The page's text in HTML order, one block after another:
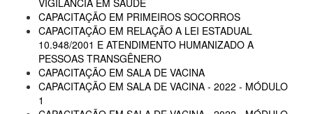
VIGILÂNCIA EM SAÚDE
CAPACITAÇÃO EM PRIMEIROS SOCORROS
CAPACITAÇÃO EM RELAÇÃO A LEI ESTADUAL
10.948/2001 E ATENDIMENTO HUMANIZADO A
PESSOAS TRANSGÊNERO
CAPACITAÇÃO EM SALA DE VACINA
CAPACITAÇÃO EM SALA DE VACINA - 2022 - MÓDULO
1